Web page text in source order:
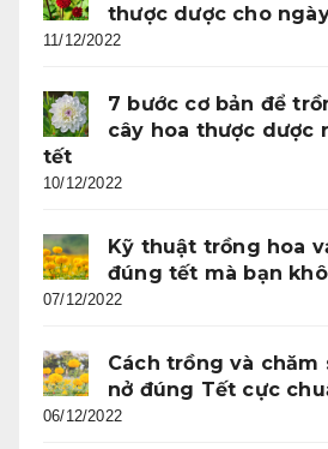
thược dược cho
11/12/2022
7 bước cơ bản để
cây hoa thược dược
tết
10/12/2022
Kỹ thuật trồng hoa
đúng tết mà bạn
07/12/2022
Cách trồng và chăm
nở đúng Tết cực
06/12/2022